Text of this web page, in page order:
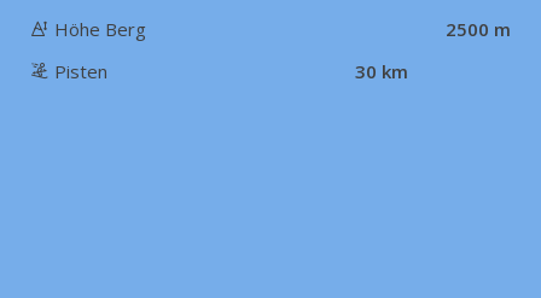
Höhe Berg
2500 m
Pisten
30 km